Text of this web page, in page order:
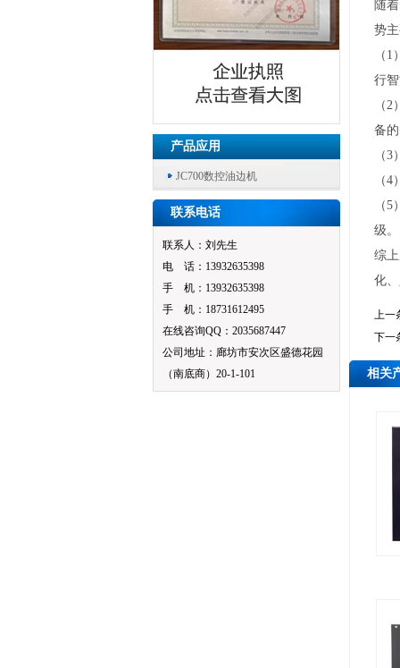
产品应用
JC700数控油边机
联系电话
联系人：刘先生
电 话：13932635398
手 机：13932635398
手 机：18731612495
在线咨询QQ：2035687447
公司地址：廊坊市安次区盛德花园
（南底商）20-1-101
随
势
（
行
（
备
（
（
（
级。
综
化
上一
下一
相关